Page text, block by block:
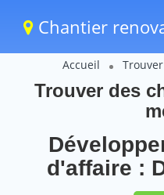
Chantier
Accueil
Trouver des
d'affaire :